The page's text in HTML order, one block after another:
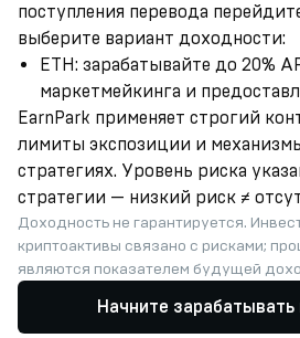
поступления перевода
выберите вариант доходности:
ETH: зарабатывайте до 20%
маркетмейкинга и
EarnPark применяет строгий
лимиты экспозиции и
стратегиях. Уровень риска
стратегии — низкий риск ≠
Доходность не гарантируется.
криптоактивы связано с рисками;
являются показателем будущей
Начните